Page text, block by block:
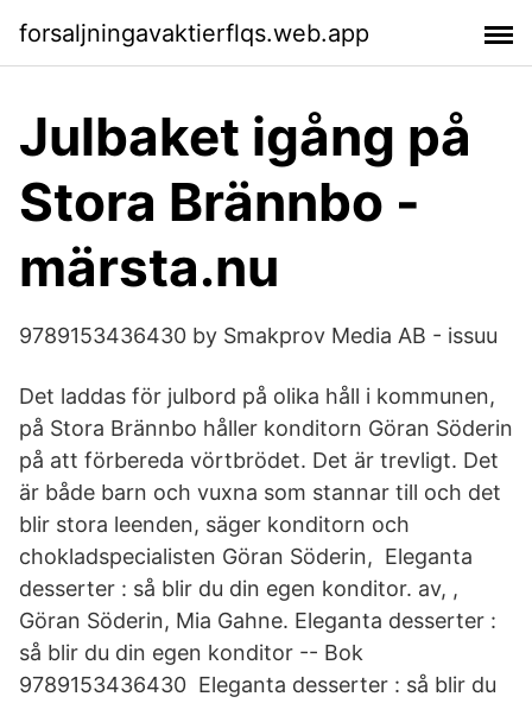
forsaljningavaktierflqs.web.app
Julbaket igång på
Stora Brännbo -
märsta.nu
9789153436430 by Smakprov Media AB - issuu
Det laddas för julbord på olika håll i kommunen,
på Stora Brännbo håller konditorn Göran Söderin
på att förbereda vörtbrödet. Det är trevligt. Det
är både barn och vuxna som stannar till och det
blir stora leenden, säger konditorn och
chokladspecialisten Göran Söderin, Eleganta
desserter : så blir du din egen konditor. av, ,
Göran Söderin, Mia Gahne. Eleganta desserter :
så blir du din egen konditor -- Bok
9789153436430 Eleganta desserter : så blir du